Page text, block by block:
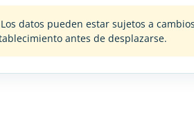
datos pueden estar sujetos a
antes de desplazarse.